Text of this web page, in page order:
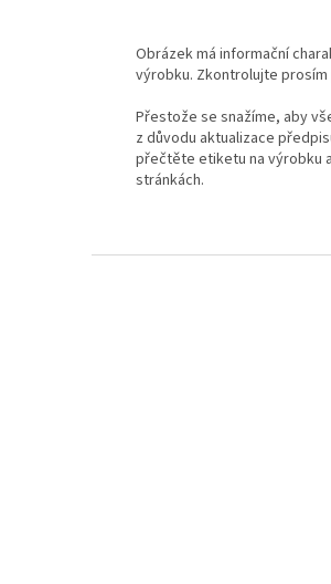
Obrázek má informační
výrobku. Zkontrolujte prosím
Přestože se snažíme, aby
z důvodu aktualizace
přečtěte etiketu na výrobku
stránkách.